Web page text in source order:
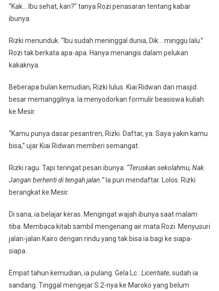
“Kak… Ibu sehat, kan?” tanya Rozi penasaran tentang kabar
ibunya.
Rizki menunduk. “Ibu sudah meninggal dunia, Dik… minggu lalu.”
Rozi tak berkata apa-apa. Hanya menangis dalam pelukan
kakaknya.
Beberapa bulan kemudian, Rizki lulus. Kiai Ridwan dari masjid
besar memanggilnya. Ia menyodorkan formulir beasiswa kuliah
ke Mesir.
“Kamu punya dasar pesantren, Rizki. Daftar, ya. Saya yakin kamu
bisa,” ujar Kiai Ridwan memberi semangat.
Rizki ragu. Tapi teringat pesan ibunya: “Teruskan sekolahmu, Nak.
Jangan berhenti di tengah jalan.”Ia pun mendaftar. Lolos. Rizki
berangkat ke Mesir.
Di sana, ia belajar keras. Mengingat wajah ibunya saat malam
tiba. Membaca kitab sambil mengenang air mata Rozi. Menyusuri
jalan-jalan Kairo dengan rindu yang tak bisa ia bagi ke siapa-
siapa.
Empat tahun kemudian, ia pulang. Gela Lc : Licentiate, sudah ia
sandang. Tinggal mengejar S.2-nya ke Maroko yang belum